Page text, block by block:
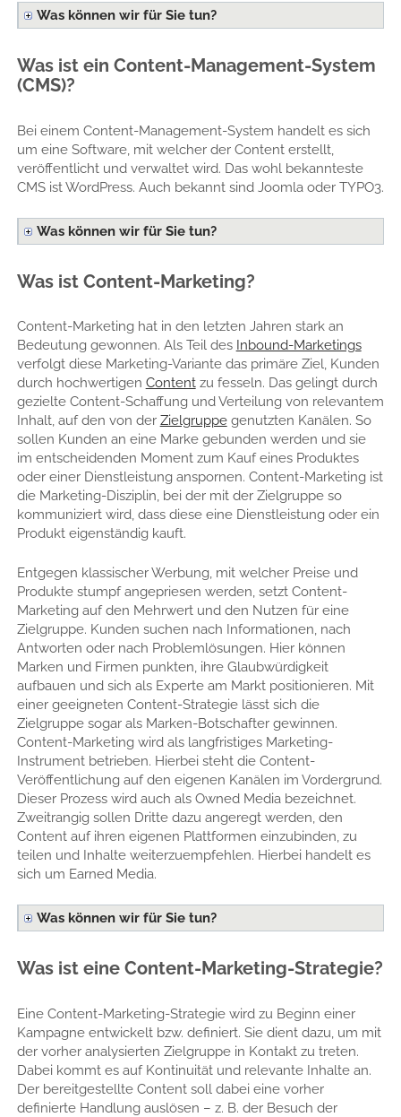
Was können wir für Sie tun?
Was ist ein Content-Management-System
(CMS)?
Bei einem Content-Management-System handelt es sich
um eine Software, mit welcher der Content erstellt,
veröffentlicht und verwaltet wird. Das wohl bekannteste
CMS ist WordPress. Auch bekannt sind Joomla oder TYPO3.
Was können wir für Sie tun?
Was ist Content-Marketing?
Content-Marketing hat in den letzten Jahren stark an
Bedeutung gewonnen. Als Teil des Inbound-Marketings
verfolgt diese Marketing-Variante das primäre Ziel, Kunden
durch hochwertigen Contentzu fesseln. Das gelingt durch
gezielte Content-Schaffung und Verteilung von relevantem
Inhalt, auf den von der Zielgruppegenutzten Kanälen. So
sollen Kunden an eine Marke gebunden werden und sie
im entscheidenden Moment zum Kauf eines Produktes
oder einer Dienstleistung anspornen. Content-Marketing ist
die Marketing-Disziplin, bei der mit der Zielgruppe so
kommuniziert wird, dass diese eine Dienstleistung oder ein
Produkt eigenständig kauft.
Entgegen klassischer Werbung, mit welcher Preise und
Produkte stumpf angepriesen werden, setzt Content-
Marketing auf den Mehrwert und den Nutzen für eine
Zielgruppe. Kunden suchen nach Informationen, nach
Antworten oder nach Problemlösungen. Hier können
Marken und Firmen punkten, ihre Glaubwürdigkeit
aufbauen und sich als Experte am Markt positionieren. Mit
einer geeigneten Content-Strategie lässt sich die
Zielgruppe sogar als Marken-Botschafter gewinnen.
Content-Marketing wird als langfristiges Marketing-
Instrument betrieben. Hierbei steht die Content-
Veröffentlichung auf den eigenen Kanälen im Vordergrund.
Dieser Prozess wird auch als Owned Media bezeichnet.
Zweitrangig sollen Dritte dazu angeregt werden, den
Content auf ihren eigenen Plattformen einzubinden, zu
teilen und Inhalte weiterzuempfehlen. Hierbei handelt es
sich um Earned Media.
Was können wir für Sie tun?
Was ist eine Content-Marketing-Strategie?
Eine Content-Marketing-Strategie wird zu Beginn einer
Kampagne entwickelt bzw. definiert. Sie dient dazu, um mit
der vorher analysierten Zielgruppe in Kontakt zu treten.
Dabei kommt es auf Kontinuität und relevante Inhalte an.
Der bereitgestellte Content soll dabei eine vorher
definierte Handlung auslösen – z. B. der Besuch der